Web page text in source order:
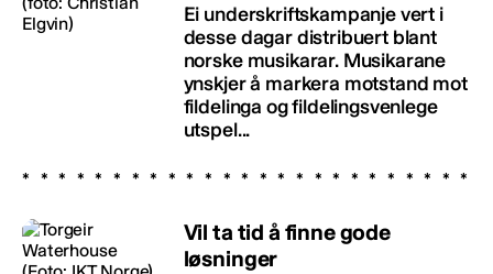
Ei underskriftskampanje vert i
desse dagar distribuert blant
norske musikarar. Musikarane
ynskjer å markera motstand mot
fildelinga og fildelingsvenlege
utspel...
Vil ta tid å finne gode
løsninger